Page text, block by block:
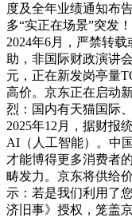
度及全年业绩通知布
多“实正在场景”突发
2024年6月，严禁转
助，非国际财政演讲
元，正在新发岗亭量
高价。京东正在启动
烈：国内有天猫国际
2025年12月，据财报
AI（人工智能）。中
才能博得更多消费者
畴发力。京东将供给
示：若是我们利用了
济旧事》授权，笼盖